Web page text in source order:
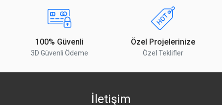
100% Güvenli
3D Güvenli Ödeme
Özel Projelerinize
Özel Teklifler
İletişim